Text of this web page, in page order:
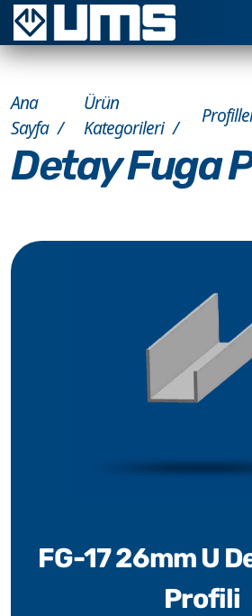
Ana
Sayfa
Ürün
Kategorileri
Detay Fuga
FG-17 26mm U
Profili